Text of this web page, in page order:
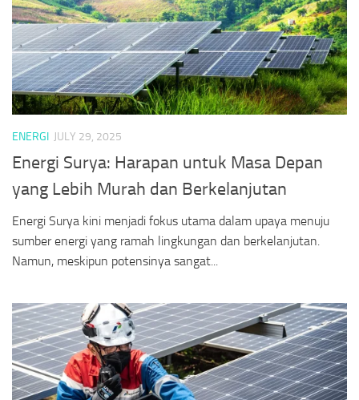
ENERGI JULY 29, 2025
Energi Surya: Harapan untuk Masa Depan
yang Lebih Murah dan Berkelanjutan
Energi Surya kini menjadi fokus utama dalam upaya menuju
sumber energi yang ramah lingkungan dan berkelanjutan.
Namun, meskipun potensinya sangat...